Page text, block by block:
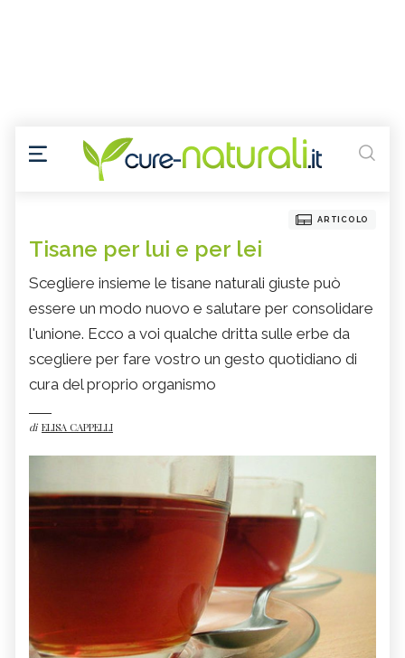
ARTICOLO
Tisane per lui e per lei
Scegliere insieme le tisane naturali giuste può
essere un modo nuovo e salutare per consolidare
l'unione. Ecco a voi qualche dritta sulle erbe da
scegliere per fare vostro un gesto quotidiano di
cura del proprio organismo
di ELISA CAPPELLI